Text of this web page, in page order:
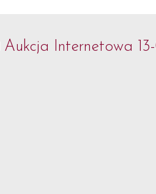
Aukcja Internetowa